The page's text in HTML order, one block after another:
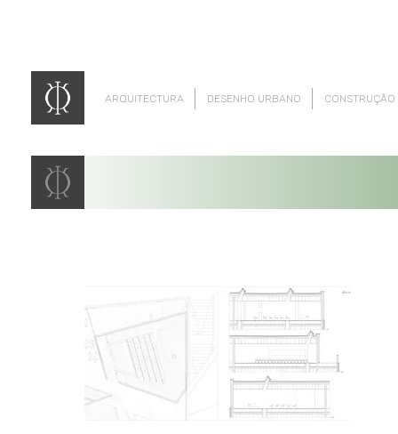
ARQUITECTURA DESENHO URBANO CONSTRUÇÃO